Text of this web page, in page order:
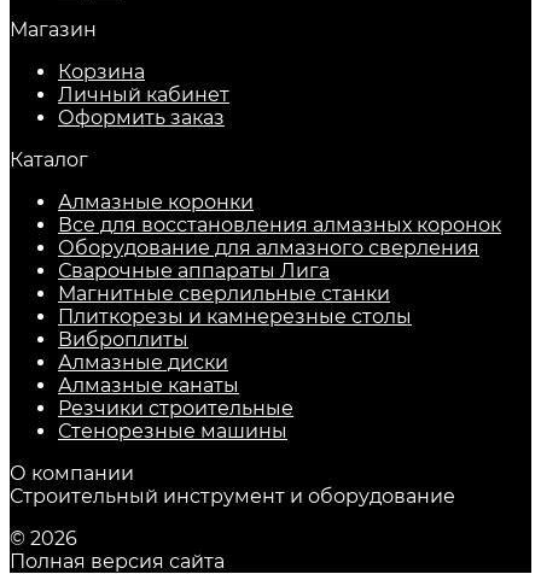
Магазин
Корзина
Личный кабинет
Оформить заказ
Каталог
Алмазные коронки
Все для восстановления алмазных коронок
Оборудование для алмазного сверления
Сварочные аппараты Лига
Магнитные сверлильные станки
Плиткорезы и камнерезные столы
Виброплиты
Алмазные диски
Алмазные канаты
Резчики строительные
Стенорезные машины
О компании
Строительный инструмент и оборудование
© 2026
Полная версия сайта